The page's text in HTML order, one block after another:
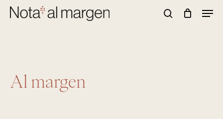
Skip
Menu
Al margen